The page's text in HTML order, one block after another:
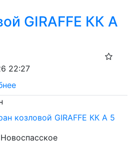
GIRAFFE КК А
22:27
козловой GIRAFFE КК А 5
Новоспасское